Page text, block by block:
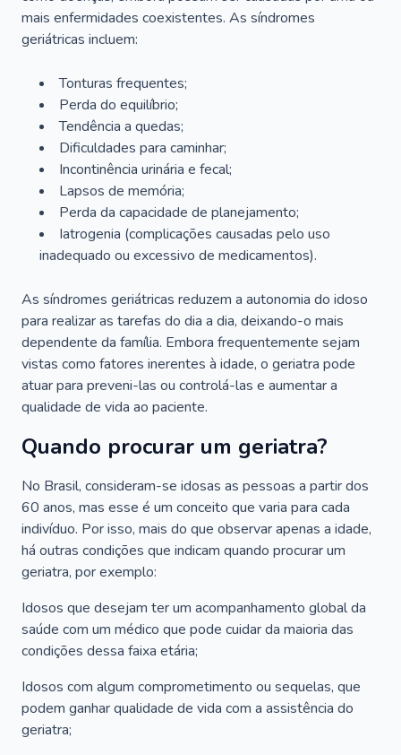
mais enfermidades coexistentes. As síndromes
geriátricas incluem:
Tonturas frequentes;
Perda do equilíbrio;
Tendência a quedas;
Dificuldades para caminhar;
Incontinência urinária e fecal;
Lapsos de memória;
Perda da capacidade de planejamento;
Iatrogenia (complicações causadas pelo uso
inadequado ou excessivo de medicamentos).
As síndromes geriátricas reduzem a autonomia do idoso
para realizar as tarefas do dia a dia, deixando-o mais
dependente da família. Embora frequentemente sejam
vistas como fatores inerentes à idade, o geriatra pode
atuar para preveni-las ou controlá-las e aumentar a
qualidade de vida ao paciente.
Quando procurar um geriatra?
No Brasil, consideram-se idosas as pessoas a partir dos
60 anos, mas esse é um conceito que varia para cada
indivíduo. Por isso, mais do que observar apenas a idade,
há outras condições que indicam quando procurar um
geriatra, por exemplo:
Idosos que desejam ter um acompanhamento global da
saúde com um médico que pode cuidar da maioria das
condições dessa faixa etária;
Idosos com algum comprometimento ou sequelas, que
podem ganhar qualidade de vida com a assistência do
geriatra;